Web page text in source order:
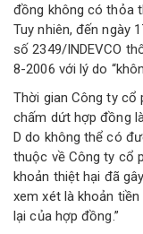
đồng không có thỏa
Tuy nhiên, đến ngày
số 2349/INDEVCO
8-2006 với lý do
Thời gian Công ty cổ
chấm dứt hợp đồng
D do không thể có
thuộc về Công ty cổ
khoản thiệt hại đã
xem xét là khoản
lại của hợp đồng.”